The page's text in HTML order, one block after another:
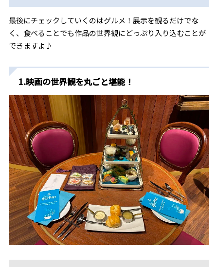
最後にチェックしていくのはグルメ！展示を観るだけでな
く、食べることでも作品の世界観にどっぷり入り込むことが
できますよ♪
1.映画の世界観を丸ごと堪能！